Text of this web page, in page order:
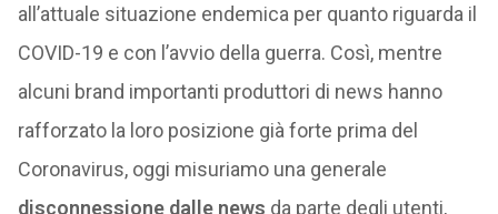
all’attuale situazione endemica per quanto riguarda il
COVID-19 e con l’avvio della guerra. Così, mentre
alcuni brand importanti produttori di news hanno
rafforzato la loro posizione già forte prima del
Coronavirus, oggi misuriamo una generale
disconnessione dalle news da parte degli utenti,